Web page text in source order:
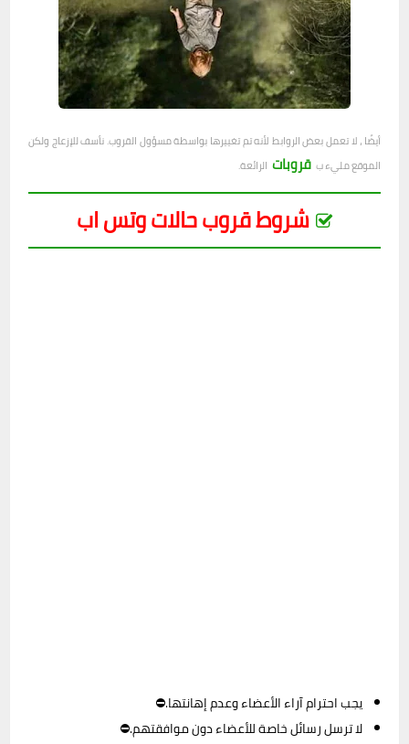
أيضًا ، لا تعمل بعض الروابط لأنه تم تغييرها بواسطة مسؤول القروب. نأسف للإزعاج ولكن
الموقع مليء ب قروبات الرائعة.
شروط قروب حالات وتس اب
يجب احترام آراء الأعضاء وعدم إهانتها.⛔
لا ترسل رسائل خاصة للأعضاء دون موافقتهم.⛔